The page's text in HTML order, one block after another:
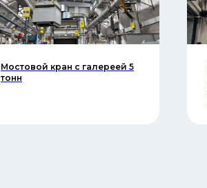
Мостовой кран с галереей 5
тонн